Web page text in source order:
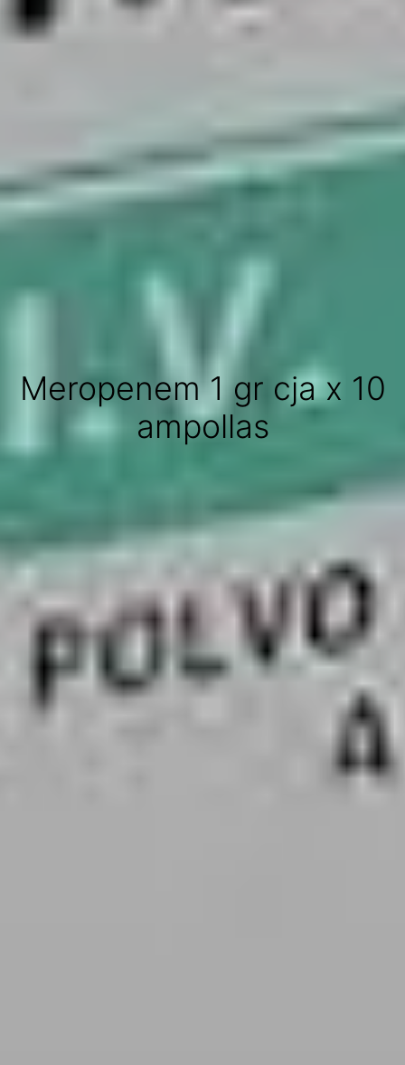
Meropenem 1 gr cja x 10
ampollas